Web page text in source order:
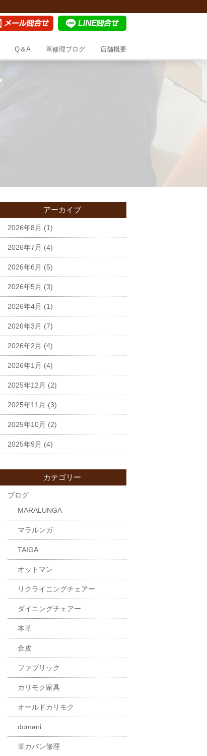
Q＆A 革修理ブログ 店舗概要
アーカイブ
2026年8月 (1)
2026年7月 (4)
2026年6月 (5)
2026年5月 (3)
2026年4月 (1)
2026年3月 (7)
2026年2月 (4)
2026年1月 (4)
2025年12月 (2)
2025年11月 (3)
2025年10月 (2)
2025年9月 (4)
カテゴリー
ブログ
MARALUNGA
マラルンガ
TAIGA
オットマン
リクライニングチェアー
ダイニングチェアー
本革
合皮
ファブリック
カリモク家具
オールドカリモク
domani
革カバン修理